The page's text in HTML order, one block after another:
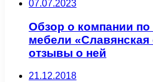
07.07.2023
Обзор о компании
мебели «Славянская
отзывы о ней
21.12.2018